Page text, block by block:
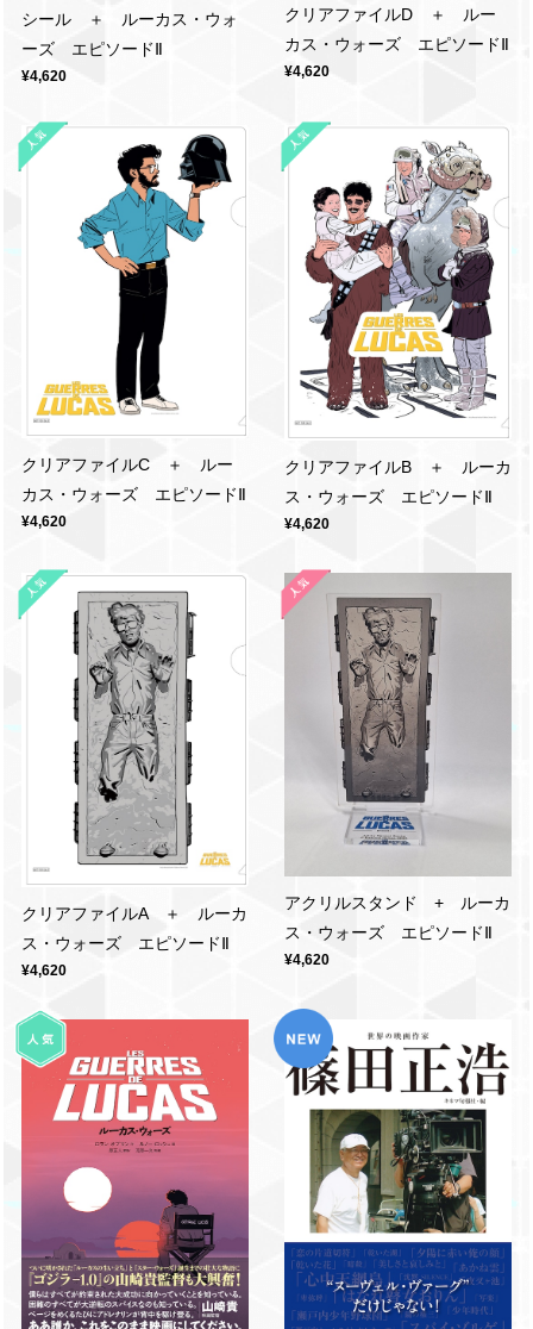
シール ＋ ルーカス・ウォ
ーズ エピソードⅡ
¥4,620
クリアファイルD ＋ ルー
カス・ウォーズ エピソードⅡ
¥4,620
クリアファイルC ＋ ルー
カス・ウォーズ エピソードⅡ
¥4,620
クリアファイルB ＋ ルーカ
ス・ウォーズ エピソードⅡ
¥4,620
クリアファイルA ＋ ルーカ
ス・ウォーズ エピソードⅡ
¥4,620
アクリルスタンド + ルーカ
ス・ウォーズ エピソードⅡ
¥4,620